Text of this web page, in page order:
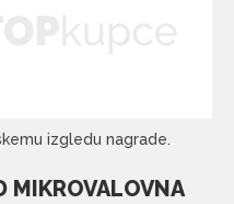
izgledu nagrade.
MIKROVALOVNA